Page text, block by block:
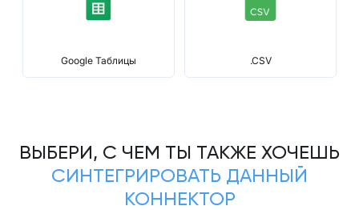
Google Таблицы .CSV
ВЫБЕРИ, С ЧЕМ ТЫ ТАКЖЕ ХОЧЕШЬ
СИНТЕГРИРОВАТЬ ДАННЫЙ
КОННЕКТОР